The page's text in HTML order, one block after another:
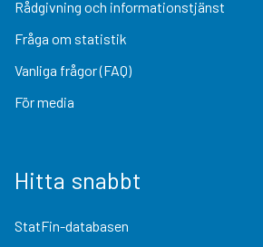
Rådgivning och informationstjänst
Fråga om statistik
Vanliga frågor (FAQ)
För media
Hitta snabbt
StatFin-databasen